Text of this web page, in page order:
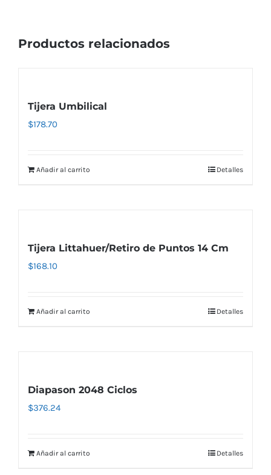
Productos relacionados
Tijera Umbilical
$178.70
Añadir al carrito Detalles
Tijera Littahuer/Retiro de Puntos 14 Cm
$168.10
Añadir al carrito Detalles
Diapason 2048 Ciclos
$376.24
Añadir al carrito Detalles